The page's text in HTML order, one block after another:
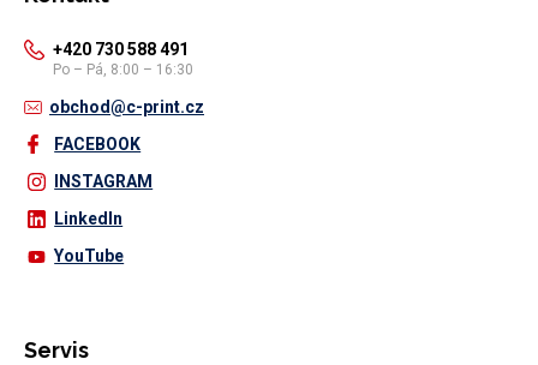
+420 730 588 491
Po – Pá, 8:00 – 16:30
obchod@c-print.cz
FACEBOOK
INSTAGRAM
LinkedIn
YouTube
Servis